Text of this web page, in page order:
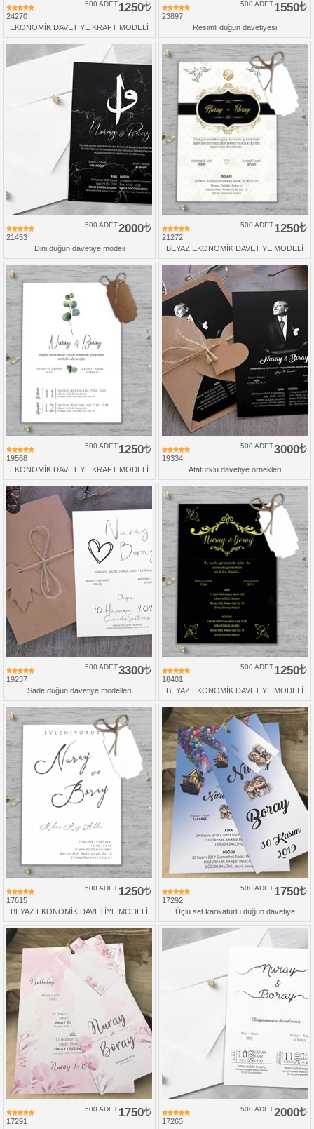
24270
1250
500 ADET
EKONOMİK DAVETİYE KRAFT MODELİ
23897
1550
500 ADET
Resimli düğün davetiyesi
21453
2000
500 ADET
Dini düğün davetiye modeli
21272
1250
500 ADET
BEYAZ EKONOMİK DAVETİYE MODELİ
19568
1250
500 ADET
EKONOMİK DAVETİYE KRAFT MODELİ
19334
3000
500 ADET
Atatürklü davetiye örnekleri
19237
3300
500 ADET
Sade düğün davetiye modelleri
18401
1250
500 ADET
BEYAZ EKONOMİK DAVETİYE MODELİ
17615
1250
500 ADET
BEYAZ EKONOMİK DAVETİYE MODELİ
17292
1750
500 ADET
Üçlü set karikatürlü düğün davetiye
17291
1750
500 ADET
17263
2000
500 ADET